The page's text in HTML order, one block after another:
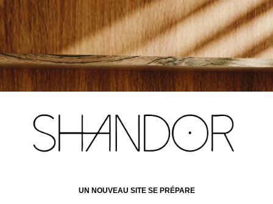
UN NOUVEAU SITE SE PRÉPARE